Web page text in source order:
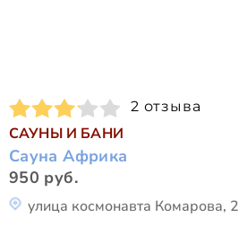
2 отзыва
САУНЫ И БАНИ
Сауна Африка
950 руб.
улица космонавта Комарова, 2